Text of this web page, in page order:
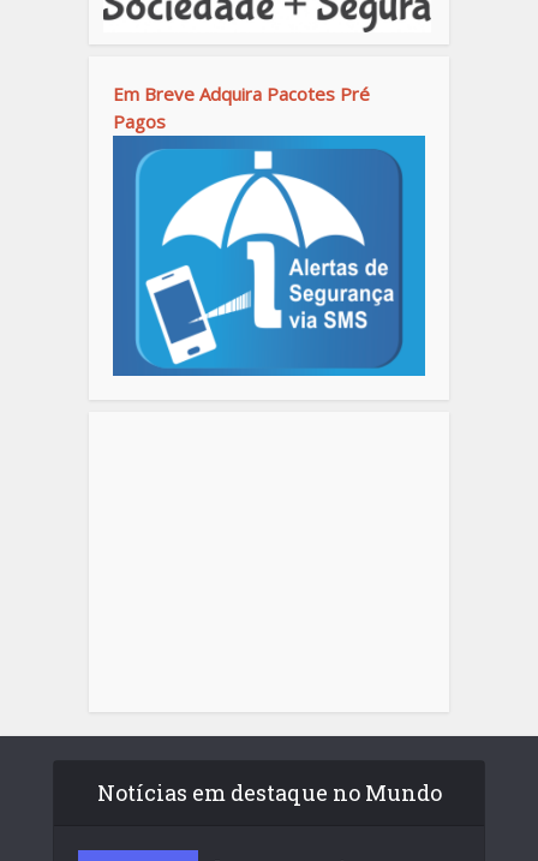
Em Breve Adquira Pacotes Pré
Pagos
Notícias em destaque no Mundo